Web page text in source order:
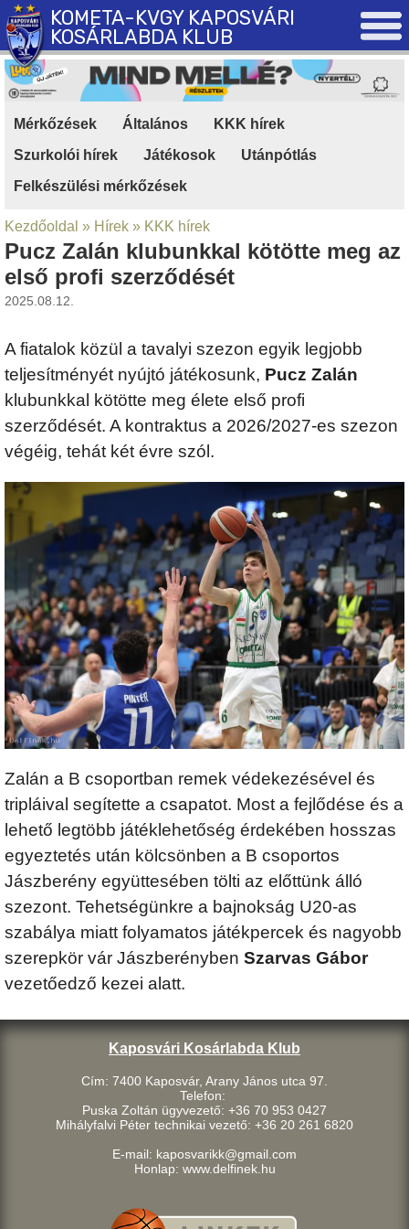
KOMETA-KVGY KAPOSVÁRI
KOSÁRLABDA KLUB
Mérkőzések Általános KKK hírek
Szurkolói hírek
Játékosok Utánpótlás
Felkészülési mérkőzések
Kezdőoldal » Hírek » KKK hírek
Pucz Zalán klubunkkal kötötte meg az
első profi szerződését
2025.08.12.
A fiatalok közül a tavalyi szezon egyik legjobb
teljesítményét nyújtó játékosunk, Pucz Zalán
klubunkkal kötötte meg élete első profi
szerződését. A kontraktus a 2026/2027-es szezon
végéig, tehát két évre szól.
Zalán a B csoportban remek védekezésével és
tripláival segítette a csapatot. Most a fejlődése és a
lehető legtöbb játéklehetőség érdekében hosszas
egyeztetés után kölcsönben a B csoportos
Jászberény együttesében tölti az előttünk álló
szezont. Tehetségünkre a bajnokság U20-as
szabálya miatt folyamatos játékpercek és nagyobb
szerepkör vár Jászberényben Szarvas Gábor
vezetőedző kezei alatt.
Kaposvári Kosárlabda Klub
Cím: 7400 Kaposvár, Arany János utca 97.
Telefon:
Puska Zoltán ügyvezető: +36 70 953 0427
Mihályfalvi Péter technikai vezető: +36 20 261 6820
E-mail: kaposvarikk@gmail.com
Honlap: www.delfinek.hu